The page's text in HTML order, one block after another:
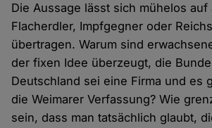
Die Aussage lässt sich mühelos auf
Flacherdler, Impfgegner oder
übertragen. Warum sind
der fixen Idee überzeugt, die
Deutschland sei eine Firma und es
die Weimarer Verfassung? Wie
sein, dass man tatsächlich glaubt,